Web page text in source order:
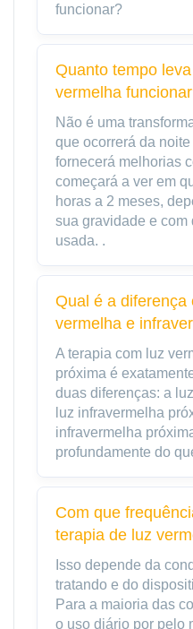
funcionar?
Quanto tempo
vermelha
Não é uma
que ocorrerá da
fornecerá melhorias
começará a ver em
horas a 2 meses,
sua gravidade e com
usada. .
Qual é a diferença
vermelha e
A terapia com luz
próxima é
duas diferenças: a
luz infravermelha
infravermelha
profundamente do
Com que
terapia de luz
Isso depende da
tratando e do
Para a maioria das
o uso diário por pelo